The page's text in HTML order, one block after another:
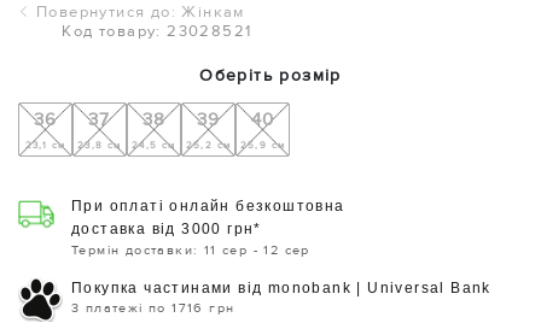
Повернутися до: Жінкам
Код товару: 23028521
Оберіть розмір
36
23,1 см
37
23,8 см
38
24,5 см
39
25,2 см
40
25,9 см
При оплаті онлайн безкоштовна
доставка від 3000 грн*
Термін доставки: 11 сер - 12 сер
Покупка частинами від monobank | Universal Bank
3 платежі по 1716 грн